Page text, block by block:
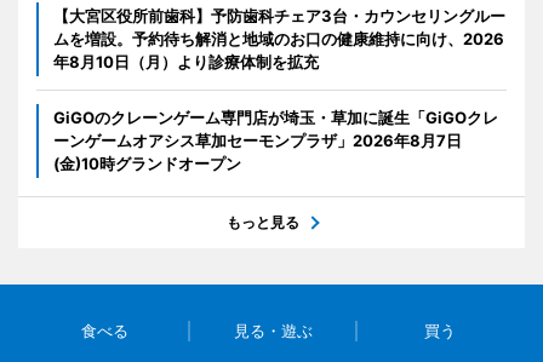
【大宮区役所前歯科】予防歯科チェア3台・カウンセリングルー
ムを増設。予約待ち解消と地域のお口の健康維持に向け、2026
年8月10日（月）より診療体制を拡充
GiGOのクレーンゲーム専門店が埼玉・草加に誕生「GiGOクレ
ーンゲームオアシス草加セーモンプラザ」2026年8月7日
(金)10時グランドオープン
もっと見る
食べる 見る・遊ぶ 買う